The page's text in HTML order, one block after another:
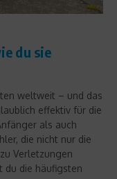
du sie
weltweit – und das
effektiv für die
als auch
die nicht nur die
Verletzungen
du die häufigsten